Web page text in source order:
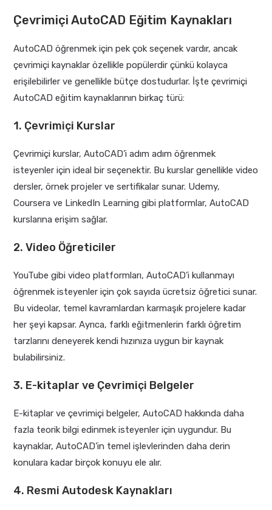
Çevrimiçi AutoCAD Eğitim Kaynakları
AutoCAD öğrenmek için pek çok seçenek vardır, ancak
çevrimiçi kaynaklar özellikle popülerdir çünkü kolayca
erişilebilirler ve genellikle bütçe dostudurlar. İşte çevrimiçi
AutoCAD eğitim kaynaklarının birkaç türü:
1. Çevrimiçi Kurslar
Çevrimiçi kurslar, AutoCAD’i adım adım öğrenmek
isteyenler için ideal bir seçenektir. Bu kurslar genellikle video
dersler, örnek projeler ve sertifikalar sunar. Udemy,
Coursera ve LinkedIn Learning gibi platformlar, AutoCAD
kurslarına erişim sağlar.
2. Video Öğreticiler
YouTube gibi video platformları, AutoCAD’i kullanmayı
öğrenmek isteyenler için çok sayıda ücretsiz öğretici sunar.
Bu videolar, temel kavramlardan karmaşık projelere kadar
her şeyi kapsar. Ayrıca, farklı eğitmenlerin farklı öğretim
tarzlarını deneyerek kendi hızınıza uygun bir kaynak
bulabilirsiniz.
3. E-kitaplar ve Çevrimiçi Belgeler
E-kitaplar ve çevrimiçi belgeler, AutoCAD hakkında daha
fazla teorik bilgi edinmek isteyenler için uygundur. Bu
kaynaklar, AutoCAD’in temel işlevlerinden daha derin
konulara kadar birçok konuyu ele alır.
4. Resmi Autodesk Kaynakları